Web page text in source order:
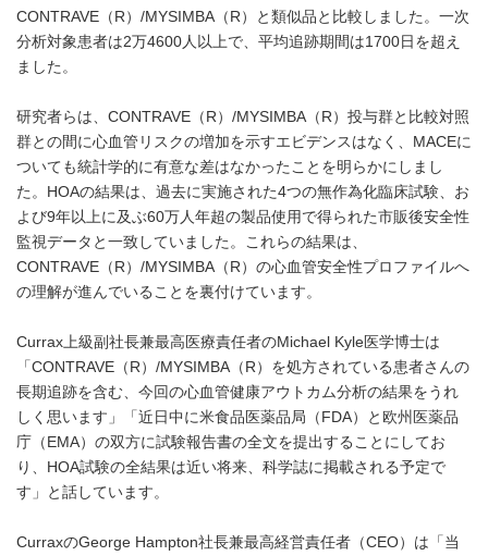
CONTRAVE（R）/MYSIMBA（R）と類似品と比較しました。一次
分析対象患者は2万4600人以上で、平均追跡期間は1700日を超え
ました。
研究者らは、CONTRAVE（R）/MYSIMBA（R）投与群と比較対照
群との間に心血管リスクの増加を示すエビデンスはなく、MACEに
ついても統計学的に有意な差はなかったことを明らかにしまし
た。HOAの結果は、過去に実施された4つの無作為化臨床試験、お
よび9年以上に及ぶ60万人年超の製品使用で得られた市販後安全性
監視データと一致していました。これらの結果は、
CONTRAVE（R）/MYSIMBA（R）の心血管安全性プロファイルへ
の理解が進んでいることを裏付けています。
Currax上級副社長兼最高医療責任者のMichael Kyle医学博士は
「CONTRAVE（R）/MYSIMBA（R）を処方されている患者さんの
長期追跡を含む、今回の心血管健康アウトカム分析の結果をうれ
しく思います」「近日中に米食品医薬品局（FDA）と欧州医薬品
庁（EMA）の双方に試験報告書の全文を提出することにしてお
り、HOA試験の全結果は近い将来、科学誌に掲載される予定で
す」と話しています。
CurraxのGeorge Hampton社長兼最高経営責任者（CEO）は「当